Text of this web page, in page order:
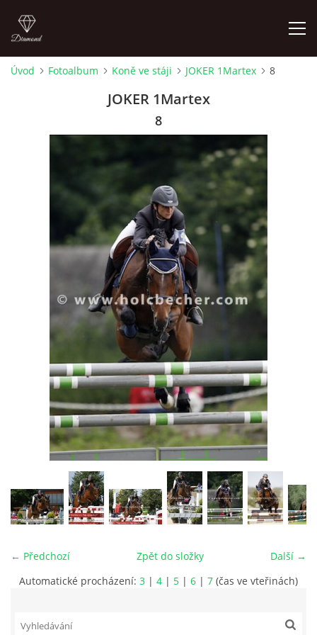
JEŽDĚNÍ PRO VEŘEJNOST
FOTOALBUM
ODKAZY
NOVÝ PŘEKÁŽKOVÝ MATERIÁL
CENÍK SLUŽEB
PŘISPĚVEK ČUS KARVINA -PODPORA SPORTU V
NÁHRADNÍ TERMÍN BRIGÁDY PRO TY KTEŘÍ SE
NEDOSTAVILI NA PODZIMNÍ BRIGÁDU
Úvod Fotoalbum Koně ve stáji JOKER 1Martex 8
JOKER 1Martex
8
← Předchozí Další →
Zpět do složky
Automatické procházení: 3 | 4 | 5 | 6 | 7 (čas ve vteřinách)